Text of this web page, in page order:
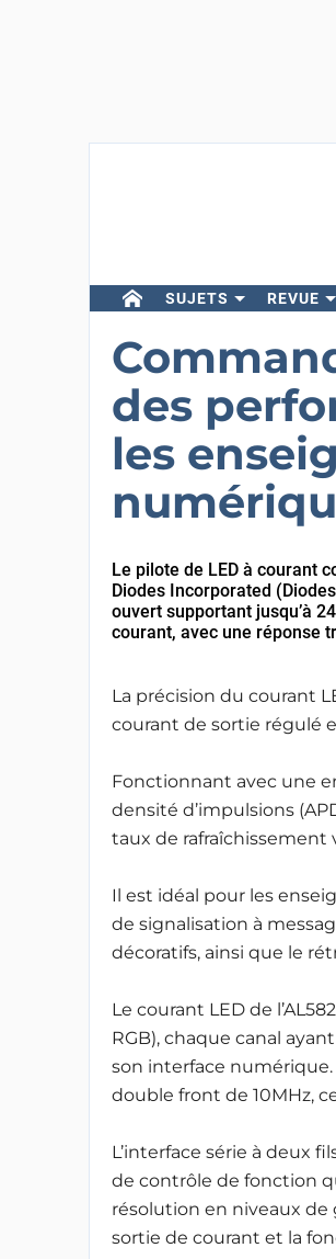
SUJETS REVUE
des
les
Le pilote de LED à courant
Diodes Incorporated
ouvert supportant jusqu’à
courant, avec une réponse
La précision du courant
courant de sortie régulé
Fonctionnant avec une
densité d’impulsions
taux de rafraîchissement
Il est idéal pour les
de signalisation à
décoratifs, ainsi que le
Le courant LED de
RGB), chaque canal
son interface numérique.
double front de 10MHz,
L’interface série à deux
de contrôle de fonction
résolution en niveaux de
sortie de courant et la